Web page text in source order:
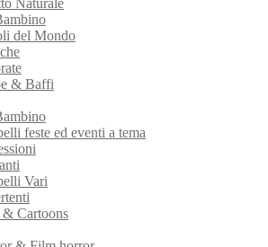
Naturale
del Mondo
& Baffi
feste ed eventi a tema
Vari
Cartoons